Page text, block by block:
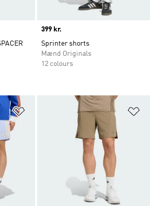
Price
399 kr.
Sprinter shorts
Mænd Originals
12 colours
Føj til ønskeliste